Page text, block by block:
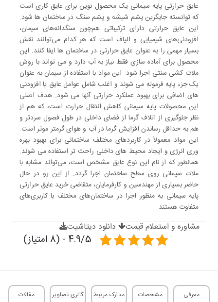
عایق حرارتی پایه سیمانی یک محصول نوین برای عایق کاری است
که توانسته جایگزین پشم شیشه و پشم سنگ در ساختمان ها شود.
این عایق حرارتی دارای ترکیباتی هم‌چون سنگدانه‌های سیمان،
افزودنی‌های شیمیایی و الیاف است که هر کدام می‌توانند نقش
بسیار مهمی را به عنوان عایق حرارتی در ساختمان ها ایفا کنند. این
محصول برای آماده سازی فقط نیاز به آب دارد و می تواند با روش
ملات کشی سنتی اجرا شود. این مواد با استفاده از سیمان به عنوان
یک جزء پایه فرموله می شوند و اغلب شامل عوامل عایق یا افزودنی
های اضافی برای بهبود عملکرد حرارتی آنها می شود. هدف اصلی
این محصولات پایه سیمانی کاهش انتقال حرارت است، که هم از
نظر جلوگیری از اتلاف گرما از فضای داخلی در طول فصول سردتر و
هم به حداقل رساندن افزایش گرما در آب و هوای گرمتر موثر است.
این مواد معمولاً در کاربردهای مختلف ساختمانی برای بهبود بهره
وری انرژی و ایجاد محیط های داخلی راحت تر استفاده می شوند.
همانطور که از نام این نوع عایق مشخص است، می‌تواند مشابه با
ملات سیمانی روی سطح ساختمان اجرا گردد. از این رو در حال
حاضر بسیاری از مهندسین و کارفرمایان، متقاضی خرید عایق حرارتی
پایه سیمانی به منظور اجرا در ساختمان‌های مختلف با کاربری‌های
متفاوت هستند.
مشاوره و استعلام قیمت دانلود دیتاشیت
4.9/5 - (8 امتیاز)
معرفی
مشخصات
مدارک مرتبط گالری تصاویر
مقالات